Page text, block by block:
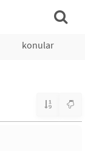
konular